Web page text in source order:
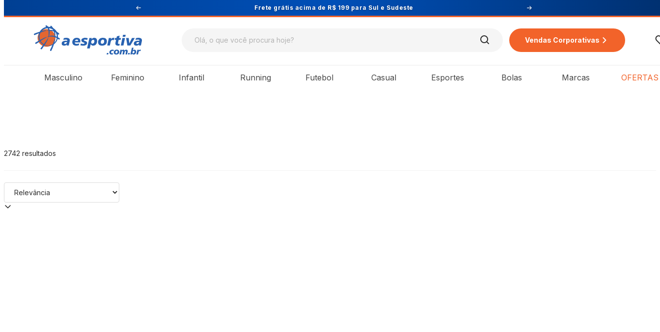
Cupom PRIMEIRA10 para 10% OFF na 1ª compra
Vendas Corporativas
Masculino Feminino Infantil Running Futebol Casual Esportes Bolas Marcas OFERTAS
2742 resultados